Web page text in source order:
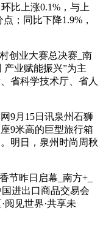
比上涨0.1%，与上
；同比下降1.9%，
创业大赛总决赛_南
产业赋能振兴”为主
省科学技术厅、省人
9月15日讯泉州石狮
9米高的巨型旅行箱
明日，泉州时尚周秋
节昨日启幕_南方+_
进出口商品交易会
阅见世界·共享未